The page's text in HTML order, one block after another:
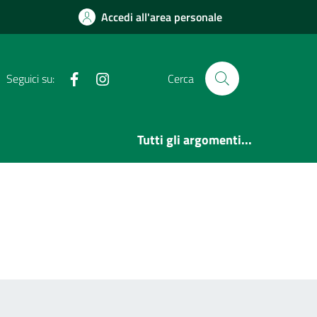
Accedi all'area personale
Seguici su: Facebook Cerca
Tutti gli argomenti...